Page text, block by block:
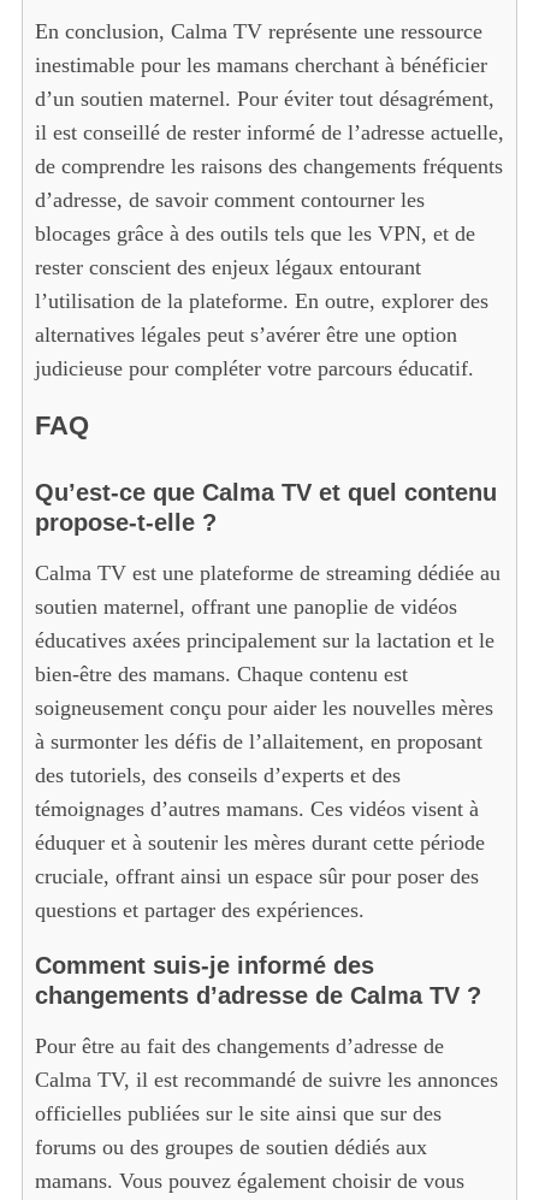
En conclusion, Calma TV représente une ressource
inestimable pour les mamans cherchant à bénéficier
d’un soutien maternel. Pour éviter tout désagrément,
il est conseillé de rester informé de l’adresse actuelle,
de comprendre les raisons des changements fréquents
d’adresse, de savoir comment contourner les
blocages grâce à des outils tels que les VPN, et de
rester conscient des enjeux légaux entourant
l’utilisation de la plateforme. En outre, explorer des
alternatives légales peut s’avérer être une option
judicieuse pour compléter votre parcours éducatif.
FAQ
Qu’est-ce que Calma TV et quel contenu
propose-t-elle ?
Calma TV est une plateforme de streaming dédiée au
soutien maternel, offrant une panoplie de vidéos
éducatives axées principalement sur la lactation et le
bien-être des mamans. Chaque contenu est
soigneusement conçu pour aider les nouvelles mères
à surmonter les défis de l’allaitement, en proposant
des tutoriels, des conseils d’experts et des
témoignages d’autres mamans. Ces vidéos visent à
éduquer et à soutenir les mères durant cette période
cruciale, offrant ainsi un espace sûr pour poser des
questions et partager des expériences.
Comment suis-je informé des
changements d’adresse de Calma TV ?
Pour être au fait des changements d’adresse de
Calma TV, il est recommandé de suivre les annonces
officielles publiées sur le site ainsi que sur des
forums ou des groupes de soutien dédiés aux
mamans. Vous pouvez également choisir de vous